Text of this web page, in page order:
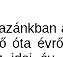
óta
idei év